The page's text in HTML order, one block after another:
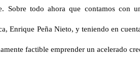
Sobre todo ahora que contamos
Enrique Peña Nieto, y teniendo en
factible emprender un acelerado